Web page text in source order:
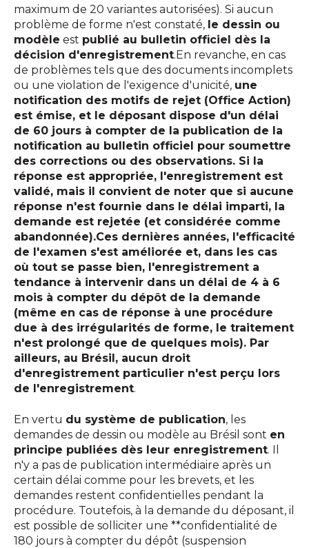
maximum de 20 variantes autorisées). Si aucun
problème de forme n'est constaté, le dessin ou
modèle est publié au bulletin officiel dès la
décision d'enregistrement.En revanche, en cas
de problèmes tels que des documents incomplets
ou une violation de l'exigence d'unicité, une
notification des motifs de rejet (Office Action)
est émise, et le déposant dispose d'un délai
de 60 jours à compter de la publication de la
notification au bulletin officiel pour soumettre
des corrections ou des observations. Si la
réponse est appropriée, l'enregistrement est
validé, mais il convient de noter que si aucune
réponse n'est fournie dans le délai imparti, la
demande est rejetée (et considérée comme
abandonnée).Ces dernières années, l'efficacité
de l'examen s'est améliorée et, dans les cas
où tout se passe bien, l'enregistrement a
tendance à intervenir dans un délai de 4 à 6
mois à compter du dépôt de la demande
(même en cas de réponse à une procédure
due à des irrégularités de forme, le traitement
n'est prolongé que de quelques mois). Par
ailleurs, au Brésil, aucun droit
d'enregistrement particulier n'est perçu lors
de l'enregistrement.
En vertu du système de publication, les
demandes de dessin ou modèle au Brésil sont en
principe publiées dès leur enregistrement. Il
n'y a pas de publication intermédiaire après un
certain délai comme pour les brevets, et les
demandes restent confidentielles pendant la
procédure. Toutefois, à la demande du déposant, il
est possible de solliciter une **confidentialité de
180 jours à compter du dépôt (suspension